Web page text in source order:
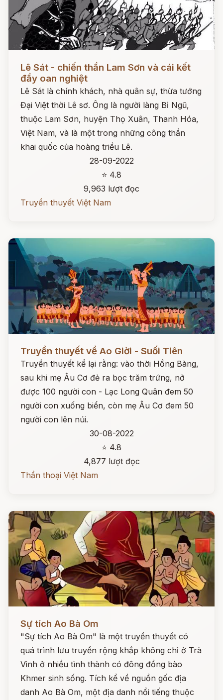
Lê Sát - chiến thần Lam Sơn và cái kết
đầy oan nghiệt
Lê Sát là chính khách, nhà quân sự, thừa tướng
Đại Việt thời Lê sơ. Ông là người làng Bỉ Ngũ,
thuộc Lam Sơn, huyện Thọ Xuân, Thanh Hóa,
Việt Nam, và là một trong những công thần
khai quốc của hoàng triều Lê.
28-09-2022
⭐ 4.8
9,963 lượt đọc
Truyền thuyết Việt Nam
Đọc ngay
Truyền thuyết về Ao Giời - Suối Tiên
Truyền thuyết kể lại rằng: vào thời Hồng Bàng,
sau khi mẹ Âu Cơ đẻ ra bọc trăm trứng, nở
được 100 người con - Lạc Long Quân đem 50
người con xuống biển, còn mẹ Âu Cơ đem 50
người con lên núi.
30-08-2022
⭐ 4.8
4,877 lượt đọc
Thần thoại Việt Nam
Sự tích Ao Bà Om
"Sự tích Ao Bà Om" là một truyền thuyết có
quá trình lưu truyền rộng khắp không chỉ ở Trà
Vinh ở nhiều tình thành có đông đồng bào
Khmer sinh sống. Tích kể về nguồn gốc địa
danh Ao Bà Om, một địa danh nổi tiếng thuộc